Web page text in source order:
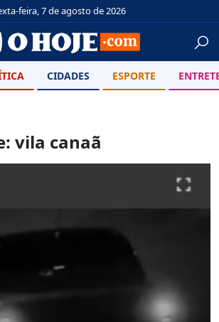
feira, 7 de agosto de 2026
CIDADES ESPORTE
vila canaã